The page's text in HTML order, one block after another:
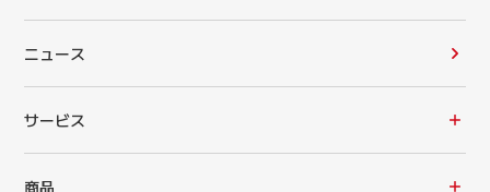
ニュース
サービス
商品